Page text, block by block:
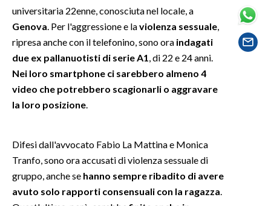
GOSSIP
SALUTE
SARDEGNA TURISMO
SARDI NEL MONDO
EVENTI
3 MINUTI CON
universitaria 22enne, conosciuta nel locale, a
Genova . Per l'aggressione e laviolenza sessuale
ripresa anche con il telefonino, sono ora indagati
due ex pallanuotisti di serie A1 , di 22 e 24 anni.
Nei loro smartphone ci sarebbero almeno 4
video che potrebbero scagionarli o aggravare
la loro posizione
Difesi dall'avvocato Fabio La Mattina e Monica
Tranfo, sono ora accusati di violenza sessuale di
gruppo, anche se hanno sempre ribadito di avere
avuto solo rapporti consensuali con la ragazza